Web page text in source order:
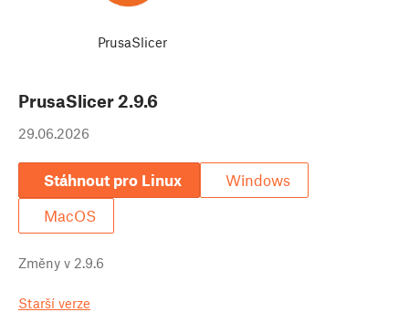
PrusaSlicer
PrusaSlicer2.9.6
29.06.2026
Stáhnout pro Linux
Windows
MacOS
Změny v 2.9.6
Starší verze